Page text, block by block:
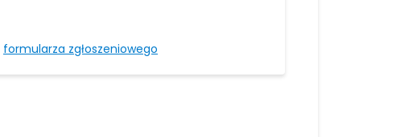
formularza zgłoszeniowego